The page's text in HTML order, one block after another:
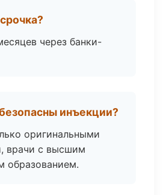
через банки-
инъекции?
оригинальными
врачи с высшим
образованием.